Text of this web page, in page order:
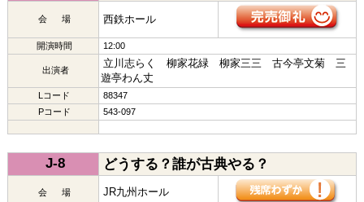
会 場 西鉄ホール
開演時間 12:00
出演者
立川志らく 柳家花緑 柳家三三 古今亭文菊 三
遊亭わん丈
Lコード
88347
Pコード
543-097
J-8 どうする？誰が古典やる？
会 場 JR九州ホール